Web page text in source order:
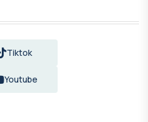
Tiktok
Youtube